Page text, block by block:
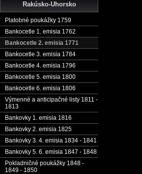
Rakúsko-Uhorsko
Platobné poukážky 1759
Bankocetle 1. emisia 1762
Bankocetle 2. emisia 1771
Bankocetle 3. emisia 1784
Bankocetle 4. emisia 1796
Bankocetle 5. emisia 1800
Bankocetle 6. emisia 1806
Výmenné a anticipačné listy 1811 -
1813
Bankovky 1. emisia 1816
Bankovky 2. emisia 1825
Bankovky 3. 4. emisia 1834 - 1841
Bankovky 5. 6. emisia 1847 - 1848
Pokladničné poukážky 1848 -
1849 - 1850